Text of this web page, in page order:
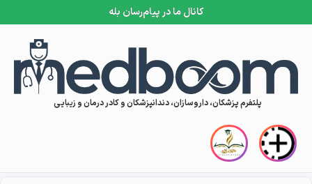
کانال ما در پیام‌رسان بله
Skip to content
پلتفرم پزشکان، داروسازان، دندانپزشکان و کادر درمان و زیبایی